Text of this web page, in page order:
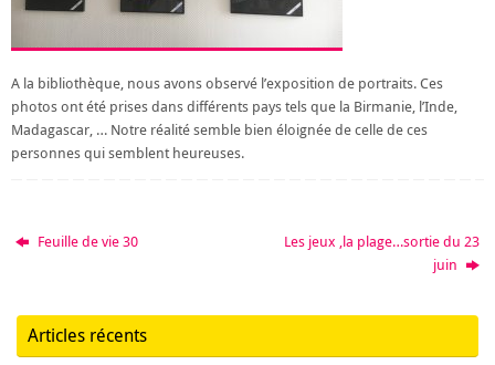
A la bibliothèque, nous avons observé l’exposition de portraits. Ces
photos ont été prises dans différents pays tels que la Birmanie, l’Inde,
Madagascar, … Notre réalité semble bien éloignée de celle de ces
personnes qui semblent heureuses.
Feuille de vie 30
Les jeux ,la plage…sortie du 23
juin
Articles récents